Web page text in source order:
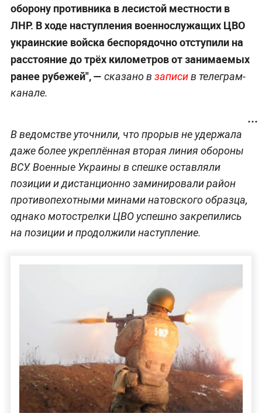
оборону противника в лесистой местности в
ЛНР. В ходе наступления военнослужащих ЦВО
украинские войска беспорядочно отступили на
расстояние до трёх километров от занимаемых
ранее рубежей", — сказано в записив телеграм-
канале.
В ведомстве уточнили, что прорыв не удержала
даже более укреплённая вторая линия обороны
ВСУ. Военные Украины в спешке оставляли
позиции и дистанционно заминировали район
противопехотными минами натовского образца,
однако мотострелки ЦВО успешно закрепились
на позиции и продолжили наступление.